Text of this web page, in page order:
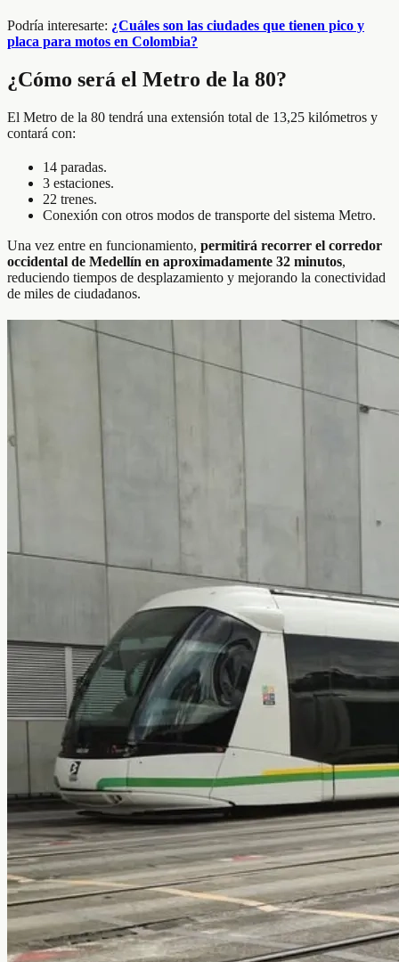
Podría interesarte: ¿Cuáles son las ciudades que tienen pico y
placa para motos en Colombia?
¿Cómo será el Metro de la 80?
El Metro de la 80 tendrá una extensión total de 13,25 kilómetros y
contará con:
14 paradas.
3 estaciones.
22 trenes.
Conexión con otros modos de transporte del sistema Metro.
Una vez entre en funcionamiento, permitirá recorrer el corredor
occidental de Medellín en aproximadamente 32 minutos,
reduciendo tiempos de desplazamiento y mejorando la conectividad
de miles de ciudadanos.